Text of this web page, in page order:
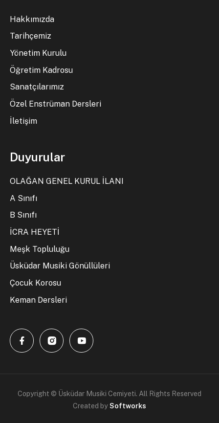
Hakkımızda
Tarihçemiz
Yönetim Kurulu
Öğretim Kadrosu
Sanatçılarımız
Özel Enstrüman Dersleri
İletişim
Duyurular
OLAĞAN GENEL KURUL İLANI
A Sınıfı
B Sınıfı
İCRA HEYETİ
Meşk Topluluğu
Üsküdar Musiki Gönüllüleri
Çocuk Korosu
Keman Dersleri
Copyright © Üsküdar Musiki Cemiyeti. All Rights Reserved
Created bySoftworks